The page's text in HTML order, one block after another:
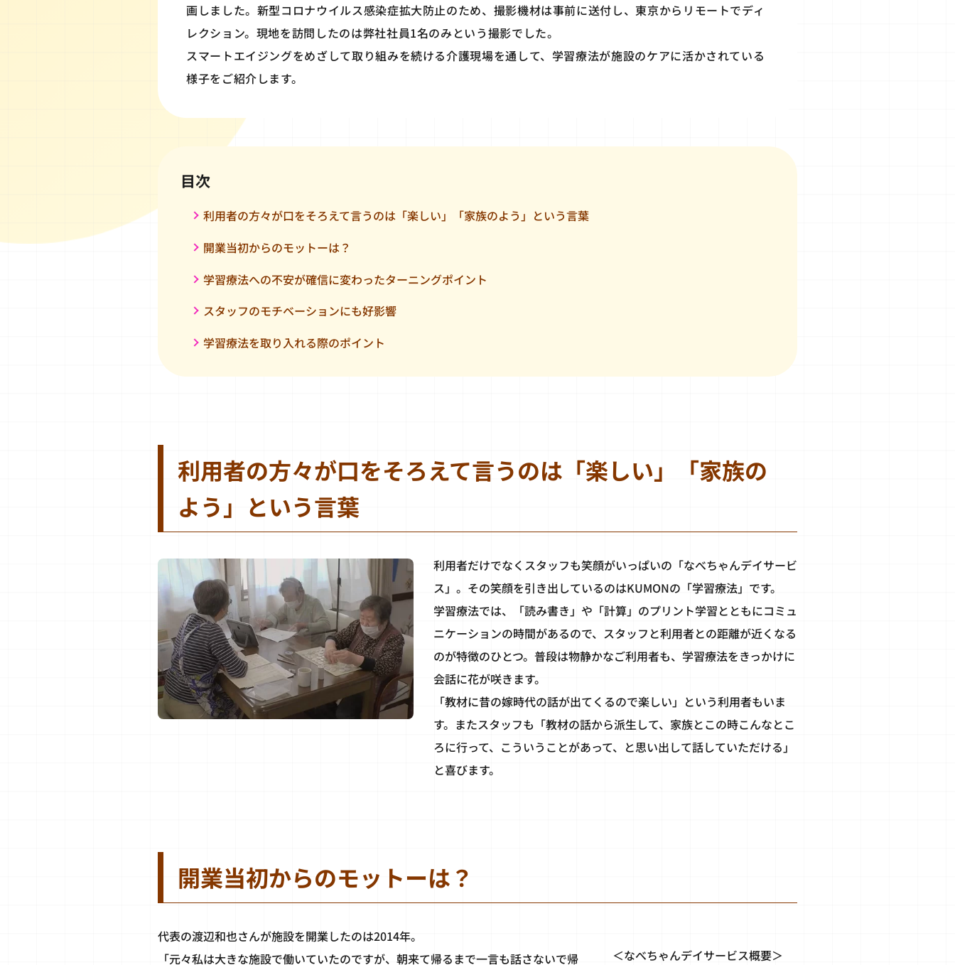
画しました。新型コロナウイルス感染症拡大防止のため、撮影機材は事前に送付し、東京からリモートでディ
レクション。現地を訪問したのは弊社社員1名のみという撮影でした。
スマートエイジングをめざして取り組みを続ける介護現場を通して、学習療法が施設のケアに活かされている
様子をご紹介します。
目次
利用者の方々が口をそろえて言うのは「楽しい」「家族のよう」という言葉
開業当初からのモットーは？
学習療法への不安が確信に変わったターニングポイント
スタッフのモチベーションにも好影響
学習療法を取り入れる際のポイント
利用者の方々が口をそろえて言うのは「楽しい」「家族の
よう」という言葉
利用者だけでなくスタッフも笑顔がいっぱいの「なべちゃんデイサービ
ス」。その笑顔を引き出しているのはKUMONの「学習療法」です。
学習療法では、「読み書き」や「計算」のプリント学習とともにコミュ
ニケーションの時間があるので、スタッフと利用者との距離が近くなる
のが特徴のひとつ。普段は物静かなご利用者も、学習療法をきっかけに
会話に花が咲きます。
「教材に昔の嫁時代の話が出てくるので楽しい」という利用者もいま
す。またスタッフも「教材の話から派生して、家族とこの時こんなとこ
ろに行って、こういうことがあって、と思い出して話していただける」
と喜びます。
開業当初からのモットーは？
＜なべちゃんデイサービス概要＞
代表の渡辺和也さんが施設を開業したのは2014年。
「元々私は大きな施設で働いていたのですが、朝来て帰るまで一言も話さないで帰